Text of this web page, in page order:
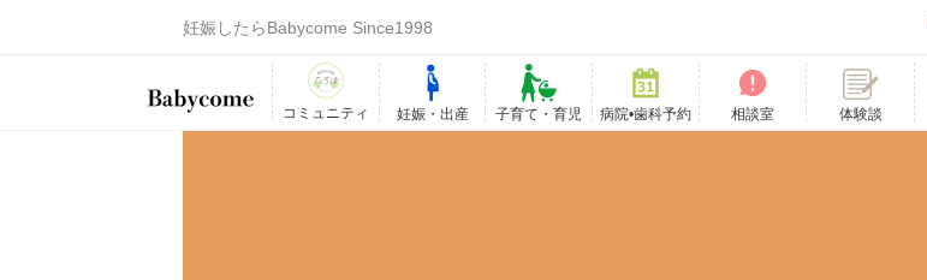
妊娠したらBabycome Since1998
コミュニティ 妊娠・出産 子育て・育児 病院•歯科予約 相談室 体験談